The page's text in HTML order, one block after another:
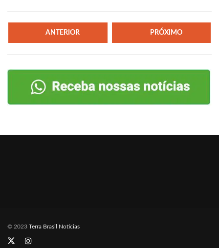
ANTERIOR PRÓXIMO
© 2023 Terra Brasil Notícias